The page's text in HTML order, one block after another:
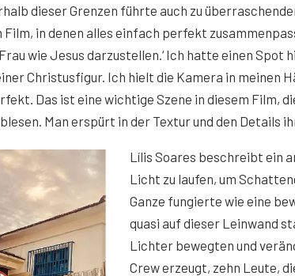
dieser Grenzen führte auch zu
Film, in denen alles einfach perfekt
wie Jesus darzustellen.‘ Ich hatte einen
Christusfigur. Ich hielt die Kamera in meinen
Das ist eine wichtige Szene in diesem Film,
Man erspürt in der Textur und den Details
Lílis Soares beschreibt ein
Licht zu laufen, um
Ganze fungierte wie eine
quasi auf dieser Leinwand
Lichter bewegten und
Crew erzeugt, zehn Leute,